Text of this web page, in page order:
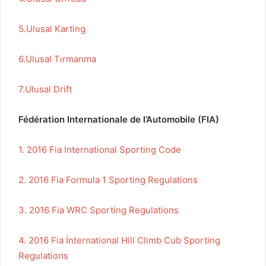
5.Ulusal Karting
6.Ulusal Tırmanma
7.Ulusal Drift
Fédération Internationale de l’Automobile (FIA)
1. 2016 Fia International Sporting Code
2. 2016 Fia Formula 1 Sporting Regulations
3. 2016 Fia WRC Sporting Regulations
4. 2016 Fia İnternational Hill Climb Cub Sporting
Regulations